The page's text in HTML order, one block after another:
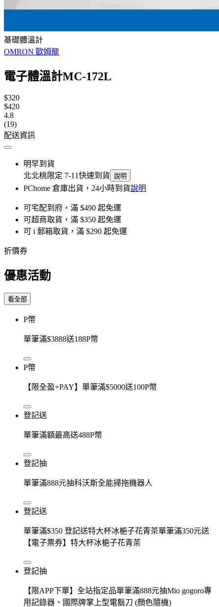
基礎體溫計
OMRON 歐姆龍
電子體溫計MC-172L
$320
$420
4.8
(19)
配送資訊
明早到貨
北北桃限定 7-11快速到貨 說明
PChome 倉庫出貨，24小時到貨說明
可宅配到府，滿 $490 起免運
可超商取貨，滿 $350 起免運
可 i 郵箱取貨，滿 $290 起免運
折價券
優惠活動
看全部
P幣
單筆滿$3888送188P幣
P幣
【限全盈+PAY】單筆滿$5000送100P幣
登記送
單筆滿額最高送488P幣
登記抽
單筆滿888元抽科沃斯全能掃拖機器人
登記送
單筆滿$350 登記送特大杯冰梔子花青茶單筆滿350元送
【電子票券】特大杯冰梔子花青茶
登記抽
【限APP下單】全站指定品單筆滿888元抽Mio gogoro專
用記錄器、國際牌掌上型電鬍刀 (顏色隨機)